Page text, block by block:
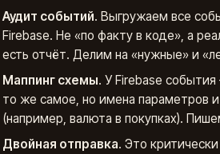
Аудит событий. Выгружаем все
Firebase. Не «по факту в коде», а
есть отчёт. Делим на «нужные» и
Маппинг схемы. У Firebase
то же самое, но имена параметров
(например, валюта в покупках).
Двойная отправка. Это